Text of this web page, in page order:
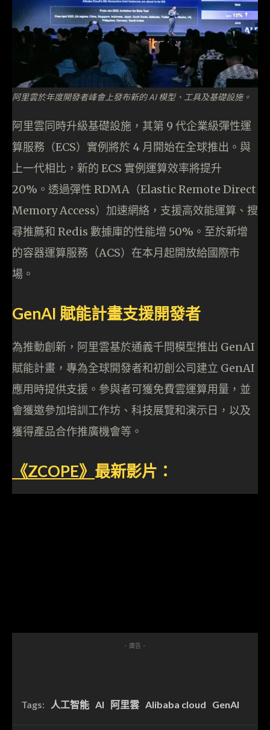
阿里雲於年度開發者峰會上發布新的 AI 模型、工具及基礎設施。
阿里雲同時升級基礎設施，其第 9 代企業級彈性運
算服務（ECS）實例將於 4 月開始在全球推出。與
上一代相比，新的 ECS 實例運算效率將提升
20%。透過彈性 RDMA（Elastic Remote Direct
Memory Access）加速網絡，支援高效能運算、搜
尋推薦和 Redis 數據庫的性能增 50%。至於新增
的容器運算服務（ACS）在本月起開放給國際市
場。
GenAI 賦能計畫支援開發者
為推動創新，阿里雲基於通義千問模型推出 GenAI
賦能計畫，專為全球開發者和初創公司建立 GenAI
應用時提供支援。參與者可獲免費雲運算用量，並
會獲邀參加培訓工作坊、科技展覽和演示日，以及
獲得產品合作推廣機會等。
《ZCOPE》 最新影片：
- 廣告 -
Tags: 人工智能 AI 阿里雲 Alibaba cloud GenAI